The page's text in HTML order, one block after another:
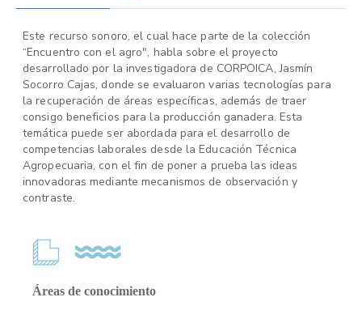
Este recurso sonoro, el cual hace parte de la colección
“Encuentro con el agro", habla sobre el proyecto
desarrollado por la investigadora de CORPOICA, Jasmín
Socorro Cajas, donde se evaluaron varias tecnologías para
la recuperación de áreas específicas, además de traer
consigo beneficios para la producción ganadera. Esta
temática puede ser abordada para el desarrollo de
competencias laborales desde la Educación Técnica
Agropecuaria, con el fin de poner a prueba las ideas
innovadoras mediante mecanismos de observación y
contraste.
Áreas de conocimiento